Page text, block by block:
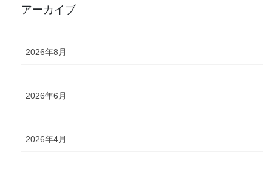
アーカイブ
2026年8月
2026年6月
2026年4月